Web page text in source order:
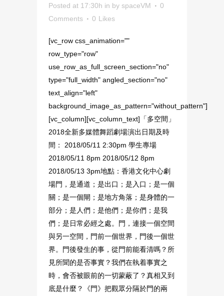
Posted at 17:30h in by spaceVM
0
Comments
0 Likes
[vc_row css_animation=""
row_type="row"
use_row_as_full_screen_section="no"
type="full_width" angled_section="no"
text_align="left"
background_image_as_pattern="without_pattern"]
[vc_column][vc_column_text]「多空間」
2018全新多媒體舞蹈劇場演出日期及時
間： 2018/05/11 2:30pm 學生專場
2018/05/11 8pm 2018/05/12 8pm
2018/05/13 3pm地點：香港文化中心劇
場門，是通道；是出口；是入口；是一個
關；是一個閘；是地方角落；是身體的一
部分；是人們；是他們；是你們；是我
們；是日常必經之處。門，連接一個空間
與另一空間，門前一個世界，門後一個世
界。門後發生的事，從門前能看清嗎？所
見所聞的是否事實？我們在執着事實之
時，會否被眼前的一切蒙蔽了？真相又到
底是什麼？《門》把觀眾分隔於門的兩